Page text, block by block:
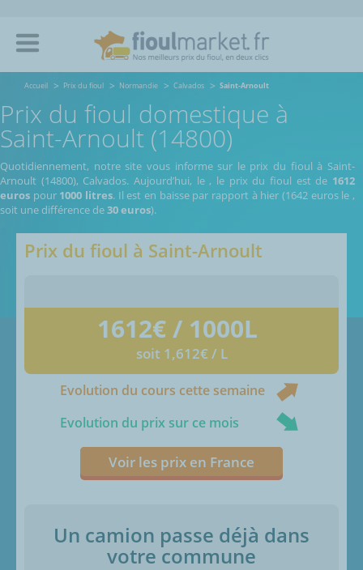
Accueil Prix du fioul Normandie Calvados Saint-Arnoult
Prix du fioul domestique à
Saint-Arnoult (14800)
Quotidiennement, notre site vous informe sur le prix du fioul à Saint-
Arnoult (14800), Calvados. Aujourd’hui, le , le prix du fioul est de 1612
euros pour 1000 litres. Il est en baisse par rapport à hier (1642 euros le,
soit une différence de30 euros).
Prix du fioul à Saint-Arnoult
1612€ / 1000L
soit 1,612€ / L
Evolution du cours cette semaine
Evolution du prix sur ce mois
Voir les prix en France
Un camion passe déjà dans
votre commune